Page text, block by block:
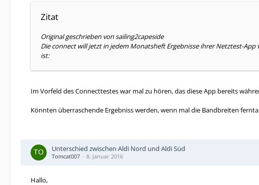
Zitat
Original geschrieben von sailing2capeside
Die connect will jetzt in jedem Monatsheft Ergebnisse ihrer Netztest-
ist:
Im Vorfeld des Connecttestes war mal zu hören, das diese App bereits
Könnten überraschende Ergebniss werden, wenn mal die Bandbreiten
Unterschied zwischen Aldi Nord und Aldi Süd
Tomcat007 8. Januar 2016
Hallo,